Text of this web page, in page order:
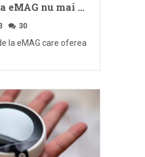
eMAG nu mai …
30
la eMAG care oferea